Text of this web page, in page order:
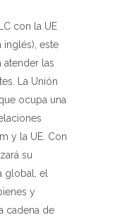
con la UE
inglés), este
atender las
La Unión
ocupa una
y la UE. Con
su
global, el
y
cadena de